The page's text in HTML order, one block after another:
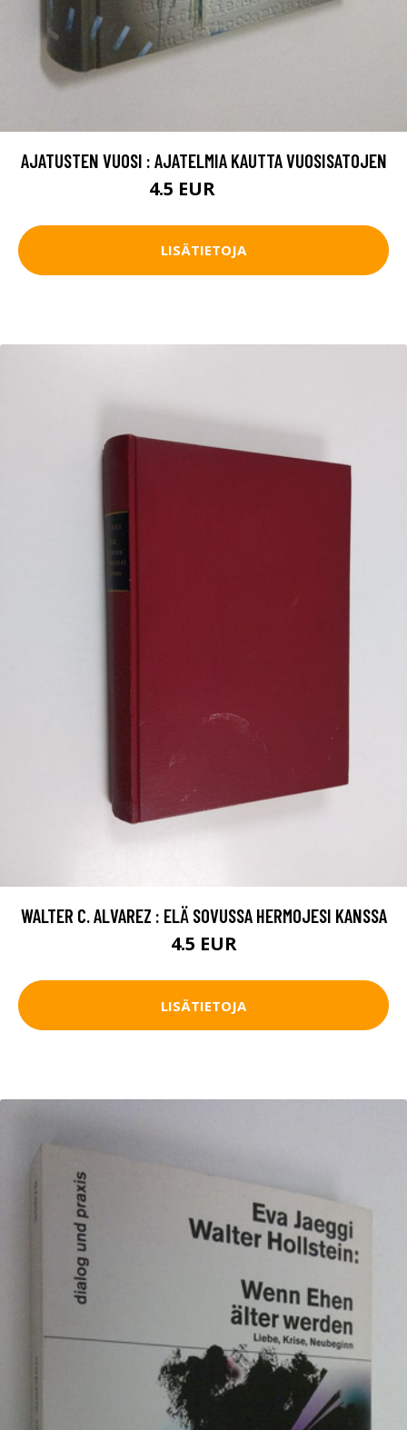
AJATUSTEN VUOSI : AJATELMIA KAUTTA VUOSISATOJEN
4.5 EUR
LISÄTIETOJA
WALTER C. ALVAREZ : ELÄ SOVUSSA HERMOJESI KANSSA
4.5 EUR
LISÄTIETOJA